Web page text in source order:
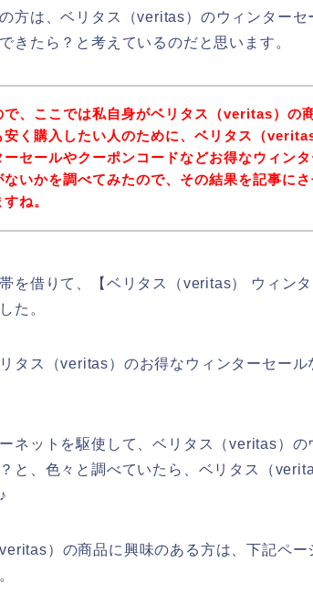
方は、ベリタス（veritas）のウィンター
きたら？と考えているのだと思います。
で、ここでは私自身がベリタス（veritas）の
安く購入したい人のために、ベリタス（
ーセールやクーポンコードなどお得なウィン
ないかを調べてみたので、その結果を記事に
ね。
を借りて、【ベリタス（veritas） ウィン
た。
タス（veritas）のお得なウィンターセール
ネットを駆使して、ベリタス（veritas）の
と、色々と調べていたら、ベリタス（
）の商品に興味のある方は、下記ペー